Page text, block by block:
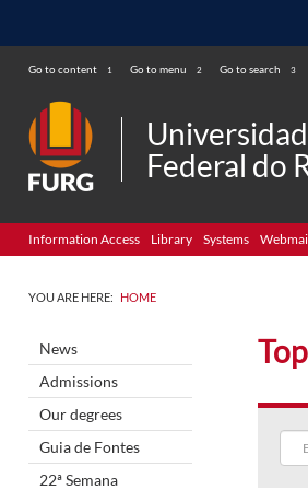
Go to content 1 Go to menu 2 Go to search 3
Federal do
Information Access Library Systems
YOU ARE HERE: HOME
News
Admissions
Our degrees
Guia de Fontes
22ª Semana